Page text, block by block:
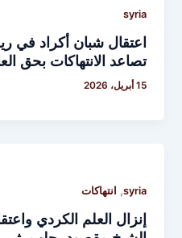
syria
اعتقال شبان أكراد
تصاعد الانتهاكات بحق
15 أبريل، 2026
syria
, انتهاكات